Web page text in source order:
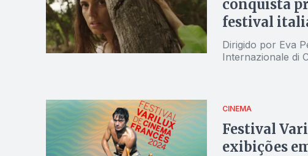
conquista
festival
Dirigido por Eva
Internazionale di
CINEMA
Festival
exibições